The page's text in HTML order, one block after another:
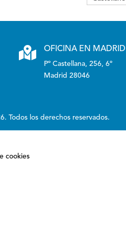
 OFICINA EN MADRID
Pº Castellana, 256, 6º
Madrid 28046
Todos los derechos reservados.
cookies